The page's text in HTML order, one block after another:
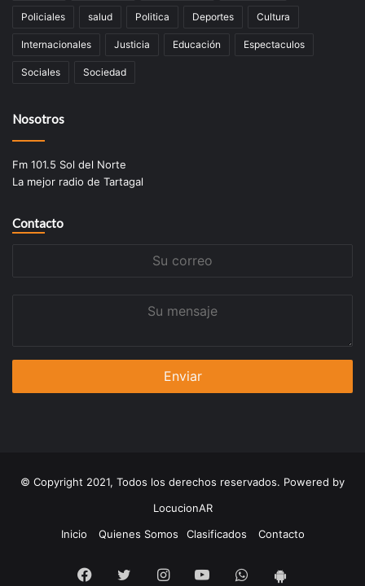
Policiales salud Politica Deportes Cultura
Internacionales Justicia Educación Espectaculos
Sociales Sociedad
Nosotros
Fm 101.5 Sol del Norte
La mejor radio de Tartagal
Contacto
© Copyright 2021, Todos los derechos reservados. Powered by
LocucionAR
Inicio
Quienes Somos Clasificados Contacto
Facebook
TwitterInstagramYoutubeWhatsapp